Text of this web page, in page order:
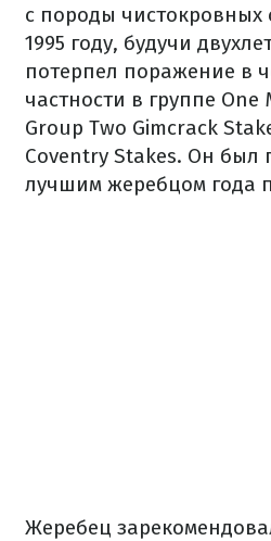
с породы чистокровных
1995 году, будучи
потерпел поражение в
частности в группе
Group Two Gimcrack
Coventry Stakes. Он был
лучшим жеребцом года
Жеребец